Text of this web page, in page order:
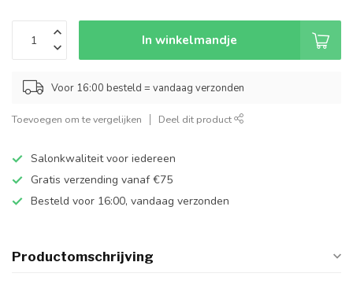
In winkelmandje
Voor 16:00 besteld = vandaag verzonden
Toevoegen om te vergelijken Deel dit product
Salonkwaliteit voor iedereen
Gratis verzending vanaf €75
Besteld voor 16:00, vandaag verzonden
Productomschrijving